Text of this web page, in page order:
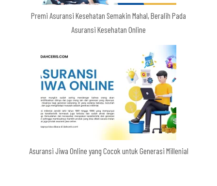
Premi Asuransi Kesehatan Semakin Mahal, Beralih Pada
Asuransi Kesehatan Online
Asuransi Jiwa Online yang Cocok untuk Generasi Millenial